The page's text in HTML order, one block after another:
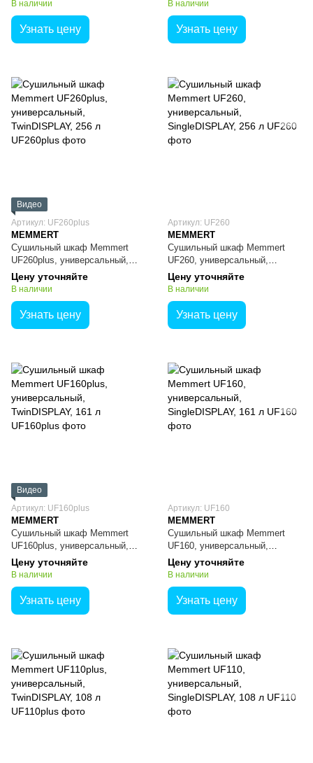
В наличии
Узнать цену
В наличии
Узнать цену
Видео
Артикул: UF260plus
MEMMERT
Сушильный шкаф Memmert
UF260plus, универсальный,
TwinDISPLAY, 256 л
Цену уточняйте
В наличии
Узнать цену
Артикул: UF260
MEMMERT
Сушильный шкаф Memmert
UF260, универсальный,
SingleDISPLAY, 256 л
Цену уточняйте
В наличии
Узнать цену
Видео
Артикул: UF160plus
MEMMERT
Сушильный шкаф Memmert
UF160plus, универсальный,
TwinDISPLAY, 161 л
Цену уточняйте
В наличии
Узнать цену
Артикул: UF160
MEMMERT
Сушильный шкаф Memmert
UF160, универсальный,
SingleDISPLAY, 161 л
Цену уточняйте
В наличии
Узнать цену